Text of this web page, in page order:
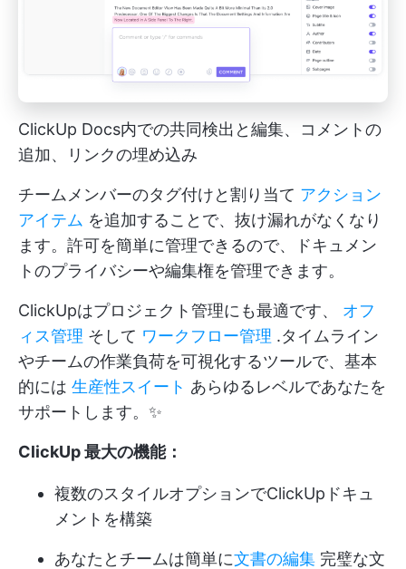
ClickUp Docs内での共同検出と編集、コメントの
追加、リンクの埋め込み
チームメンバーのタグ付けと割り当て アクション
アイテム を追加することで、抜け漏れがなくなり
ます。許可を簡単に管理できるので、ドキュメン
トのプライバシーや編集権を管理できます。
ClickUpはプロジェクト管理にも最適です、 オフ
ィス管理 そして ワークフロー管理 .タイムライン
やチームの作業負荷を可視化するツールで、基本
的には 生産性スイート あらゆるレベルであなたを
サポートします。✨
ClickUp 最大の機能：
複数のスタイルオプションでClickUpドキュ
メントを構築
あなたとチームは簡単に文書の編集 完璧な文